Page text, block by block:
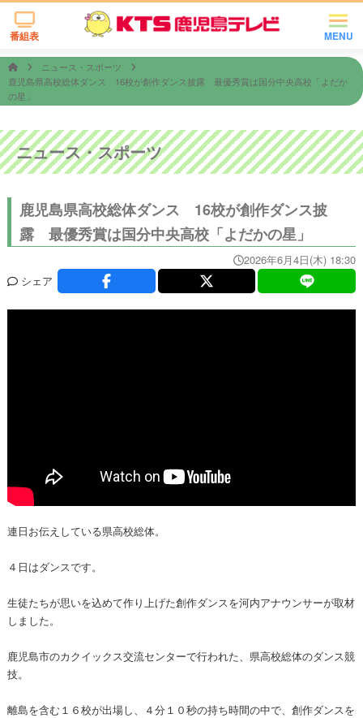
MENU
番組表
ニュース・スポーツ
鹿児島県高校総体ダンス 16校が創作ダンス披露 最優秀賞は国分中央高校「よだか
の星」
ニュース・スポーツ
鹿児島県高校総体ダンス 16校が創作ダンス披
露 最優秀賞は国分中央高校「よだかの星」
2026年6月4日(木) 18:30
シェア
連日お伝えしている県高校総体。
４日はダンスです。
生徒たちが思いを込めて作り上げた創作ダンスを河内アナウンサーが取材
しました。
鹿児島市のカクイックス交流センターで行われた、県高校総体のダンス競
技。
離島を含む１６校が出場し、４分１０秒の持ち時間の中で、創作ダンスを